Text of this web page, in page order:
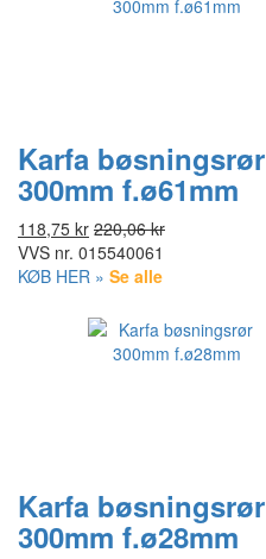
Karfa bøsningsrør
300mm f.ø61mm
118,75 kr 220,06 kr
VVS nr. 015540061
KØB HER » Se alle
Karfa bøsningsrør
300mm f.ø28mm